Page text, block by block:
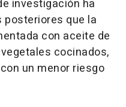
investigación ha
posteriores que la
con aceite de
cocinados,
un menor riesgo